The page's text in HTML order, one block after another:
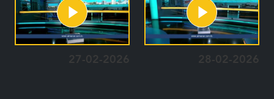
28-02-2026
27-02-2026